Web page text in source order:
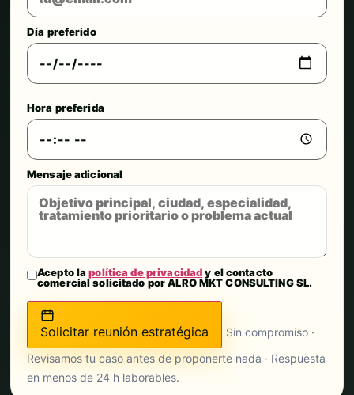
Día preferido
Hora preferida
Mensaje adicional
Acepto lapolítica de privacidady el contacto
comercial solicitado por ALRO MKT CONSULTING SL.
Solicitar reunión estratégica
Sin compromiso ·
Revisamos tu caso antes de proponerte nada · Respuesta
en menos de 24 h laborables.